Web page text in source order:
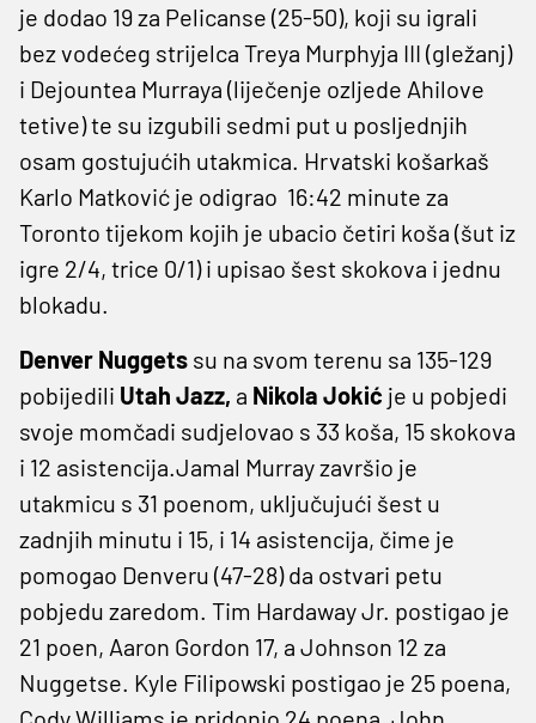
je dodao 19 za Pelicanse (25-50), koji su igrali
bez vodećeg strijelca Treya Murphyja III (gležanj)
i Dejountea Murraya (liječenje ozljede Ahilove
tetive) te su izgubili sedmi put u posljednjih
osam gostujućih utakmica. Hrvatski košarkaš
Karlo Matković je odigrao 16:42 minute za
Toronto tijekom kojih je ubacio četiri koša (šut iz
igre 2/4, trice 0/1) i upisao šest skokova i jednu
blokadu.
Denver Nuggets su na svom terenu sa 135-129
pobijedili Utah Jazz, a Nikola Jokić je u pobjedi
svoje momčadi sudjelovao s 33 koša, 15 skokova
i 12 asistencija.Jamal Murray završio je
utakmicu s 31 poenom, uključujući šest u
zadnjih minutu i 15, i 14 asistencija, čime je
pomogao Denveru (47-28) da ostvari petu
pobjedu zaredom. Tim Hardaway Jr. postigao je
21 poen, Aaron Gordon 17, a Johnson 12 za
Nuggetse. Kyle Filipowski postigao je 25 poena,